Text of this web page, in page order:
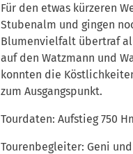
Für den etwas kürzeren
Stubenalm und gingen
Blumenvielfalt übertraf
auf den Watzmann und
konnten die
zum Ausgangspunkt.
Tourdaten: Aufstieg 750
Tourenbegleiter: Geni